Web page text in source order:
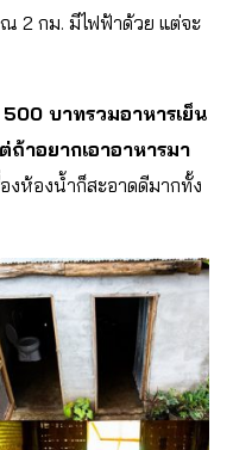
2 กม. มีไฟฟ้าด้วย แต่จะ
บาทรวมอาหารเย็น
ถ้าอยากเอาอาหารมา
งห้องน้ำก็สะอาดดีมากทั้ง